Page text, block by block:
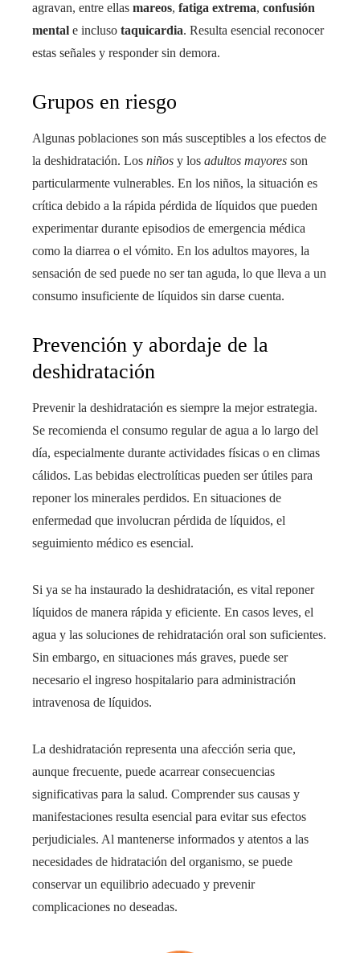
agravan, entre ellas mareos, fatiga extrema, confusión
mental e incluso taquicardia. Resulta esencial reconocer
estas señales y responder sin demora.
Grupos en riesgo
Algunas poblaciones son más susceptibles a los efectos de
la deshidratación. Los niños y los adultos mayores son
particularmente vulnerables. En los niños, la situación es
crítica debido a la rápida pérdida de líquidos que pueden
experimentar durante episodios de emergencia médica
como la diarrea o el vómito. En los adultos mayores, la
sensación de sed puede no ser tan aguda, lo que lleva a un
consumo insuficiente de líquidos sin darse cuenta.
Prevención y abordaje de la
deshidratación
Prevenir la deshidratación es siempre la mejor estrategia.
Se recomienda el consumo regular de agua a lo largo del
día, especialmente durante actividades físicas o en climas
cálidos. Las bebidas electrolíticas pueden ser útiles para
reponer los minerales perdidos. En situaciones de
enfermedad que involucran pérdida de líquidos, el
seguimiento médico es esencial.
Si ya se ha instaurado la deshidratación, es vital reponer
líquidos de manera rápida y eficiente. En casos leves, el
agua y las soluciones de rehidratación oral son suficientes.
Sin embargo, en situaciones más graves, puede ser
necesario el ingreso hospitalario para administración
intravenosa de líquidos.
La deshidratación representa una afección seria que,
aunque frecuente, puede acarrear consecuencias
significativas para la salud. Comprender sus causas y
manifestaciones resulta esencial para evitar sus efectos
perjudiciales. Al mantenerse informados y atentos a las
necesidades de hidratación del organismo, se puede
conservar un equilibrio adecuado y prevenir
complicaciones no deseadas.